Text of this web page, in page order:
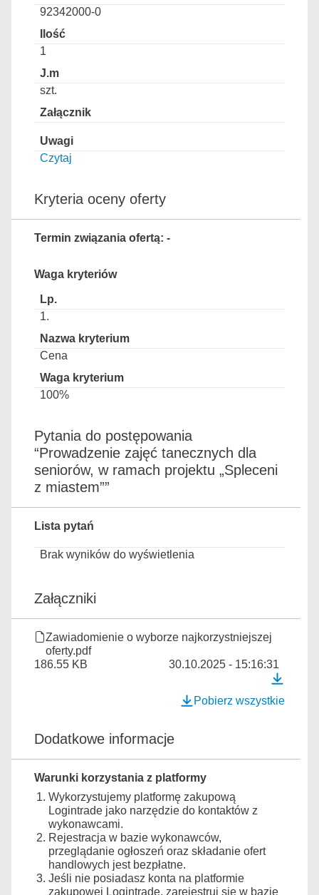
92342000-0
1
szt.
Czytaj
Kryteria oceny oferty
Termin związania ofertą: -
Waga kryteriów
1.
Cena
100%
Pytania do postępowania
“Prowadzenie zajęć tanecznych dla
seniorów, w ramach projektu „Spleceni
z miastem””
Lista pytań
Brak wyników do wyświetlenia
Załączniki
Zawiadomienie o wyborze najkorzystniejszej
oferty.pdf
186.55 KB
30.10.2025 - 15:16:31
Pobierz wszystkie
Dodatkowe informacje
Warunki korzystania z platformy
Wykorzystujemy platformę zakupową
Logintrade jako narzędzie do kontaktów z
wykonawcami.
Rejestracja w bazie wykonawców,
przeglądanie ogłoszeń oraz składanie ofert
handlowych jest bezpłatne.
Jeśli nie posiadasz konta na platformie
zakupowej Logintrade, zarejestruj się w bazie